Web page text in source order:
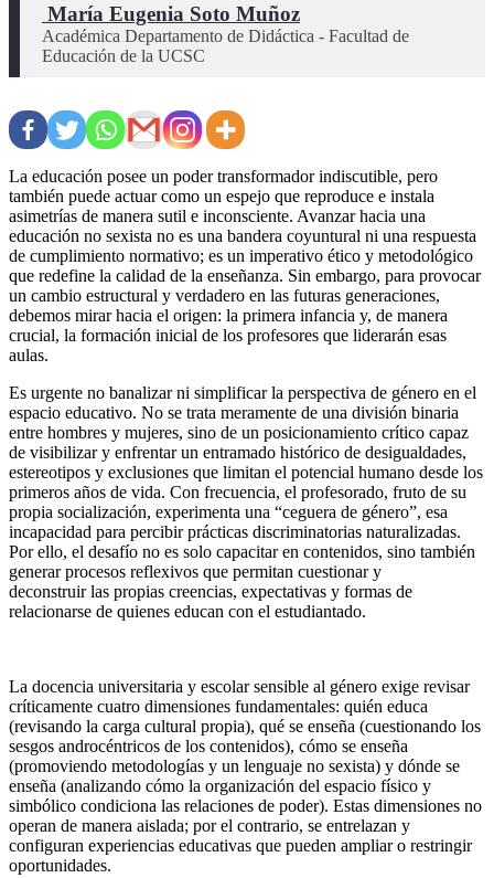
María Eugenia Soto Muñoz
Académica Departamento de Didáctica - Facultad de
Educación de la UCSC
La educación posee un poder transformador indiscutible, pero
también puede actuar como un espejo que reproduce e instala
asimetrías de manera sutil e inconsciente. Avanzar hacia una
educación no sexista no es una bandera coyuntural ni una respuesta
de cumplimiento normativo; es un imperativo ético y metodológico
que redefine la calidad de la enseñanza. Sin embargo, para provocar
un cambio estructural y verdadero en las futuras generaciones,
debemos mirar hacia el origen: la primera infancia y, de manera
crucial, la formación inicial de los profesores que liderarán esas
aulas.
Es urgente no banalizar ni simplificar la perspectiva de género en el
espacio educativo. No se trata meramente de una división binaria
entre hombres y mujeres, sino de un posicionamiento crítico capaz
de visibilizar y enfrentar un entramado histórico de desigualdades,
estereotipos y exclusiones que limitan el potencial humano desde los
primeros años de vida. Con frecuencia, el profesorado, fruto de su
propia socialización, experimenta una “ceguera de género”, esa
incapacidad para percibir prácticas discriminatorias naturalizadas.
Por ello, el desafío no es solo capacitar en contenidos, sino también
generar procesos reflexivos que permitan cuestionar y
deconstruir las propias creencias, expectativas y formas de
relacionarse de quienes educan con el estudiantado.
La docencia universitaria y escolar sensible al género exige revisar
críticamente cuatro dimensiones fundamentales: quién educa
(revisando la carga cultural propia), qué se enseña (cuestionando los
sesgos androcéntricos de los contenidos), cómo se enseña
(promoviendo metodologías y un lenguaje no sexista) y dónde se
enseña (analizando cómo la organización del espacio físico y
simbólico condiciona las relaciones de poder). Estas dimensiones no
operan de manera aislada; por el contrario, se entrelazan y
configuran experiencias educativas que pueden ampliar o restringir
oportunidades.